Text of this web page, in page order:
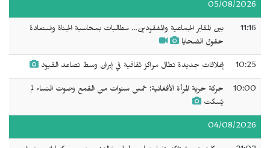
05/08/2026
11:16
بين المقابر الجماعية والمفقودين… مطالبات بمحاسبة الجناة واستعادة
حقوق الضحايا
10:25 إغلاقات جديدة تطال مراكز ثقافية في إيران وسط تصاعد القيود
10:00
حركة حرية المرأة الأفغانية: خمس سنوات من القمع وصوت النساء لم
يُسكت
04/08/2026